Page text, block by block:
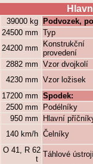
39000 kg
Podvozek,
24500 mm Typ
24200 mm
Konstrukční
provedení
2882 mm Vzor dvojkolí
4230 mm Vzor ložisek
17200 mm Spodek:
2500 mm
Podélníky
950 mm
Hlavní
140 km/h Čelníky
O 41, R 62
t
Táhlové